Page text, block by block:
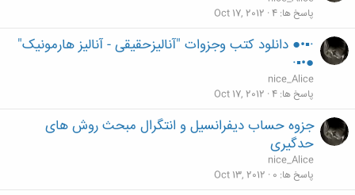
پاسخ ها 4
Oct 17, 2012
·▪•● دانلود کتب وجزوات "آنالیزحقیقی - آنالیز هارمونیک"
●•▪·
nice_Alice
پاسخ ها 4
Oct 17, 2012
جزوه حساب دیفرانسیل و انتگرال مبحث روش های
حدگیری
nice_Alice
پاسخ ها 0
Oct 13, 2012